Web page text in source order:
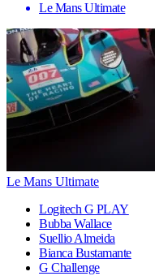
Le Mans Ultimate
Le Mans Ultimate
Logitech G PLAY
Bubba Wallace
Suellio Almeida
Bianca Bustamante
G Challenge